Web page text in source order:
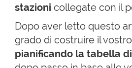
stazioni collegate con il
Dopo aver letto questo
grado di costruire il
pianificando la tabella